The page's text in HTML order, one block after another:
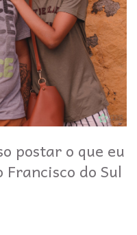
postar o que eu
do Sul